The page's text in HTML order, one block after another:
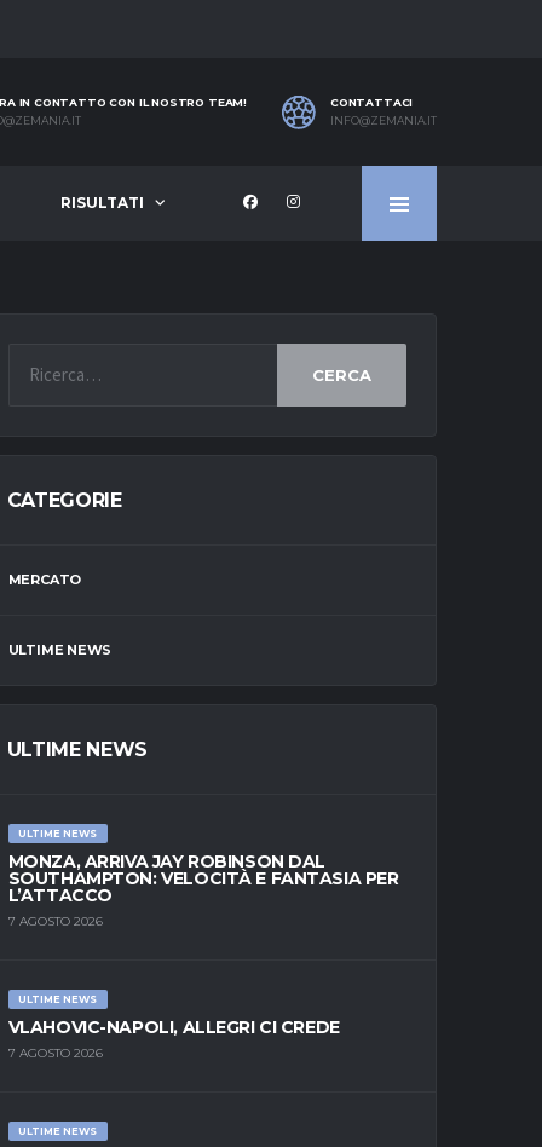
IN CONTATTO CON IL NOSTRO TEAM!
CONTATTACI
INFO@ZEMANIA.IT
RISULTATI
CERCA
CATEGORIE
MERCATO
ULTIME NEWS
ULTIME NEWS
ULTIME NEWS
MONZA, ARRIVA JAY ROBINSON DAL
SOUTHAMPTON: VELOCITÀ E FANTASIA PER
L’ATTACCO
7 AGOSTO 2026
ULTIME NEWS
VLAHOVIC-NAPOLI, ALLEGRI CI CREDE
7 AGOSTO 2026
ULTIME NEWS